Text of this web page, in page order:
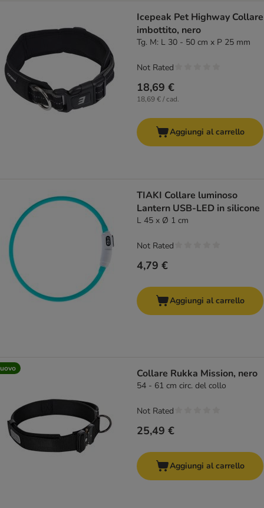
Icepeak Pet Highway Collare
imbottito, nero
Tg. M: L 30 - 50 cm x P 25 mm
18,69 €
18,69 € / cad.
Not Rated
Aggiungi al carrello
TIAKI Collare luminoso
Lantern USB-LED in silicone
L 45 x Ø 1 cm
4,79 €
Not Rated
Aggiungi al carrello
Collare Rukka Mission, nero
54 - 61 cm circ. del collo
25,49 €
Not Rated
Aggiungi al carrello